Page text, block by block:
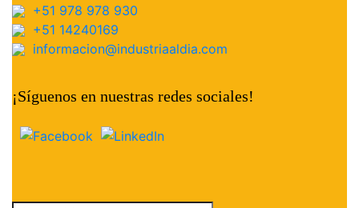
+51 978 978 930
+51 14240169
informacion@industriaaldia.com
¡Síguenos en nuestras redes sociales!